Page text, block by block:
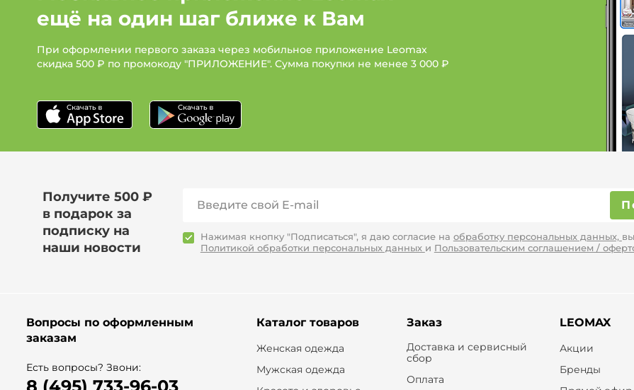
Красота и здоровье:
Красота и здоровье:
ещё на один шаг ближе к Вам
При оформлении первого заказа через мобильное приложение Leomax
скидка 500 ₽ по промокоду "ПРИЛОЖЕНИЕ". Сумма покупки не менее 3 000 ₽
Получите 500 ₽
в подарок за
подписку на
наши новости
Нажимая кнопку "Подписаться", я даю согласие на обработку персональных данных,
Политикой обработки персональных данных и Пользовательским соглашением /
Вопросы по оформленным
заказам
Есть вопросы? Звони:
Каталог товаров
Женская одежда
Мужская одежда
Заказ
Доставка и сервисный
сбор
Оплата
LEOMAX
Акции
Бренды